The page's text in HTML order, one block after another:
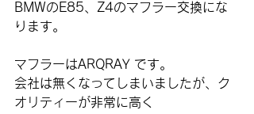
BMWのE85、Z4のマフラー交換にな
ります。
マフラーはARQRAY です。
会社は無くなってしまいましたが、ク
オリティーが非常に高く